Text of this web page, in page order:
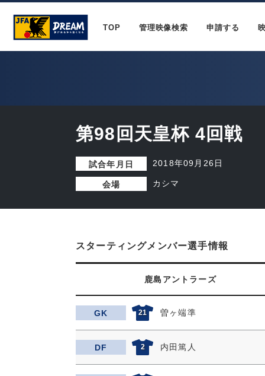
TOP 管理映像検索 申請する
第98回天皇杯 4回戦
試合年月日 2018年09月26日
会場 カシマ
スターティングメンバー選手情報
鹿島アントラーズ
GK 21 曽ヶ端準
DF 2 内田篤人